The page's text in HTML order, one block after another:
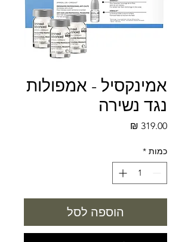
אמינקסיל - אמפולות
נגד נשירה
כמות *
הוספה לסל